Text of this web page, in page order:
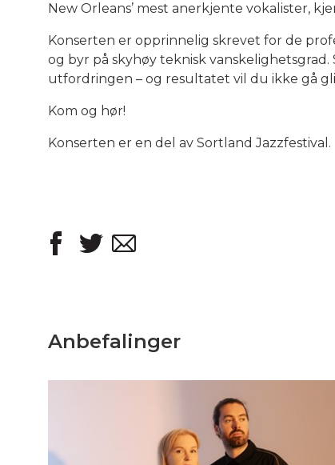
New Orleans’ mest anerkjente vokalister,
Konserten er opprinnelig skrevet for de
og byr på skyhøy teknisk
utfordringen – og resultatet vil du ikke gå
Kom og hør!
Konserten er en del av Sortland Jazzfestival.
Anbefalinger